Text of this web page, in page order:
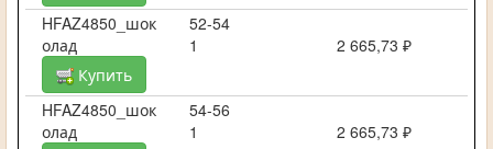
HFAZ4850_шок
олад
52-54
1
2 665,73 ₽
Купить
HFAZ4850_шок
олад
54-56
1
2 665,73 ₽